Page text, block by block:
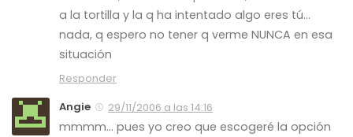
a la tortilla y la q ha intentado algo eres tú…
nada, q espero no tener q verme NUNCA en esa
situación
Responder
Angie
29/11/2006 a las 14:16
mmmm… pues yo creo que escogeré la opción